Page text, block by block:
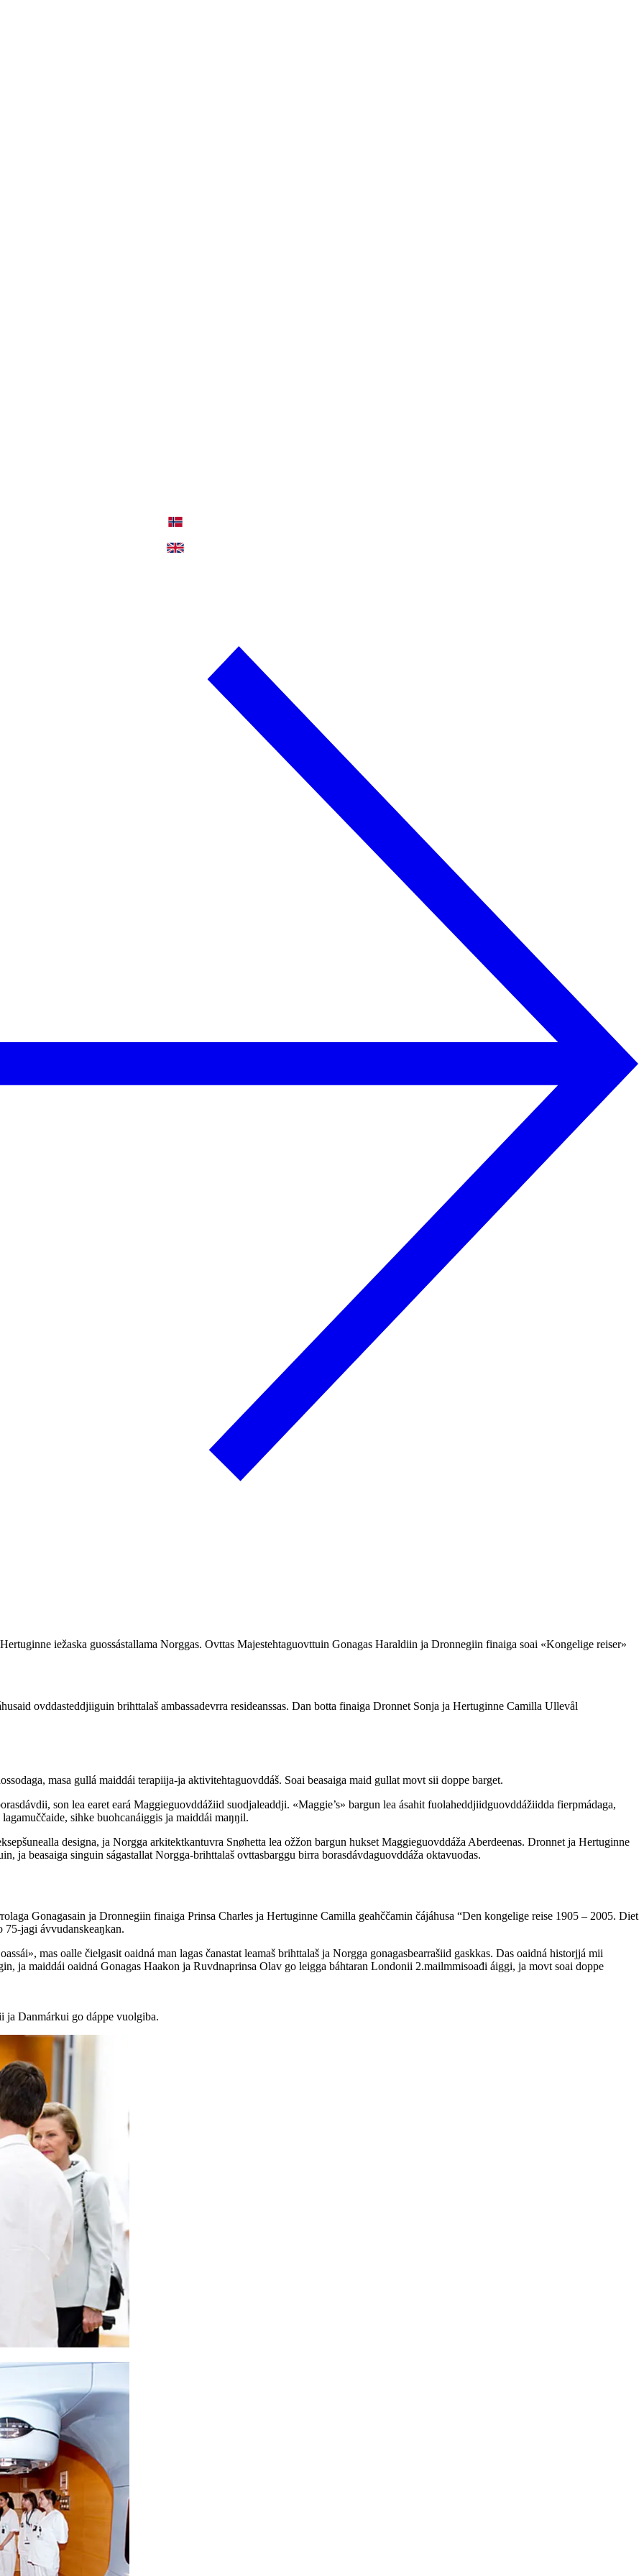
iežaska guossástallama Norggas. Ovttas Majestehtaguovttuin Gonagas Haraldiin ja Dronnegiin finaiga soai «Kongelige reiser»
ovddasteddjiiguin brihttalaš ambassadevrra resideanssas. Dan botta finaiga Dronnet Sonja ja Hertuginne Camilla Ullevål
masa gullá maiddái terapiija-ja aktivitehtaguovddáš. Soai beasaiga maid gullat movt sii doppe barget.
son lea earet eará Maggieguovddážiid suodjaleaddji. «Maggie’s» bargun lea ásahit fuolaheddjiidguovddážiidda fierpmádaga,
sihke buohcanáiggis ja maiddái maŋŋil.
designa, ja Norgga arkitektkantuvra Snøhetta lea ožžon bargun hukset Maggieguovddáža Aberdeenas. Dronnet ja Hertuginne
ja beasaiga singuin ságastallat Norgga-brihttalaš ovttasbarggu birra borasdávdaguovddáža oktavuođas.
Gonagasain ja Dronnegiin finaiga Prinsa Charles ja Hertuginne Camilla geahččamin čájáhusa “Den kongelige reise 1905 – 2005. Diet
75-jagi ávvudanskeaŋkan.
mas oalle čielgasit oaidná man lagas čanastat leamaš brihttalaš ja Norgga gonagasbearrašiid gaskkas. Das oaidná historjjá mii
ja maiddái oaidná Gonagas Haakon ja Ruvdnaprinsa Olav go leigga báhtaran Londonii 2.mailmmisoađi áiggi, ja movt soai doppe
ja Danmárkui go dáppe vuolgiba.